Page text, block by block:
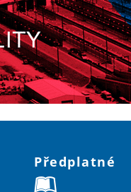
Předplatné